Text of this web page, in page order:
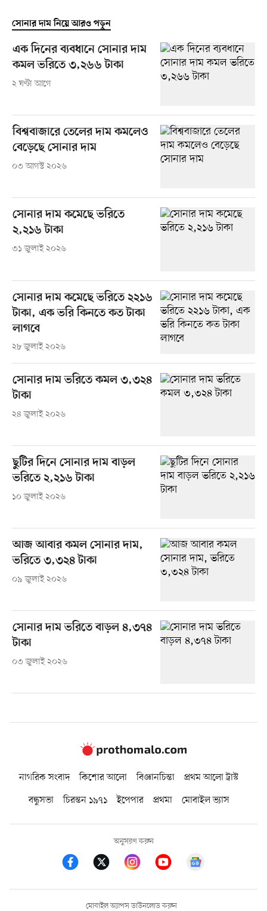
সোনার দাম নিয়ে আরও পড়ুন
এক দিনের ব্যবধানে সোনার দাম
কমল ভরিতে ৩,২৬৬ টাকা
২ ঘণ্টা আগে
বিশ্ববাজারে তেলের দাম কমলেও
বেড়েছে সোনার দাম
০৩ আগস্ট ২০২৬
সোনার দাম কমেছে ভরিতে
২,২১৬ টাকা
৩১ জুলাই ২০২৬
সোনার দাম কমেছে ভরিতে ২২১৬
টাকা, এক ভরি কিনতে কত টাকা
লাগবে
২৮ জুলাই ২০২৬
সোনার দাম ভরিতে কমল ৩,৩২৪
টাকা
২৪ জুলাই ২০২৬
ছুটির দিনে সোনার দাম বাড়ল
ভরিতে ২,২১৬ টাকা
১০ জুলাই ২০২৬
আজ আবার কমল সোনার দাম,
ভরিতে ৩,৩২৪ টাকা
০৯ জুলাই ২০২৬
সোনার দাম ভরিতে বাড়ল ৪,৩৭৪
টাকা
০৩ জুলাই ২০২৬
নাগরিক সংবাদ কিশোর আলো বিজ্ঞানচিন্তা
প্রথম আলো ট্রাস্ট
বন্ধুসভা
চিরন্তন ১৯৭১ ইপেপার প্রথমা মোবাইল ভ্যাস
অনুসরণ করুন
মোবাইল অ্যাপস ডাউনলোড করুন